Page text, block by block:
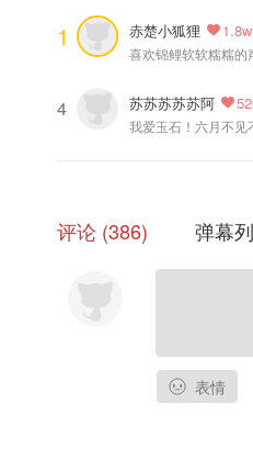
字 幕：@OCIR·字幕组
1 赤楚小狐狸 1.8w
4 苏苏苏苏苏阿
我爱玉石！六月不见
评论 386 弹幕
表情